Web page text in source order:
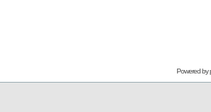
Powered by